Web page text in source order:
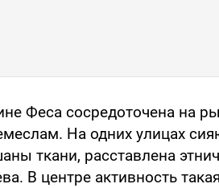
Феса сосредоточена на
На одних улицах
ткани, расставлена
В центре активность